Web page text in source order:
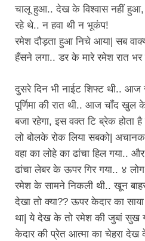
चालू हुआ.. देख के विश्वास नहीं हुआ,
रहे थे.. न हवा थी न भूकंप!
रमेश दौड़ता हुआ निचे आया| सब
हँसने लगा.. डर के मारे रमेश रात भर
दुसरे दिन भी नाईट शिफ्ट थी.. आज
पूर्णिमा की रात थी.. आज चाँद खुल
बजा रहेगा, इस वक्त टि ब्रेक
लो बोलके रोक लिया सबको|
वहा का लोहे का ढांचा हिल गया..
ढांचा लेबर के ऊपर गिर गया.. ४
रमेश के सामने निकली थी.. खून
देखा तो क्या?? ऊपर केदार का
था| ये देख के तो रमेश की जुबां सुख
केदार की प्रेत आत्मा का चेहरा